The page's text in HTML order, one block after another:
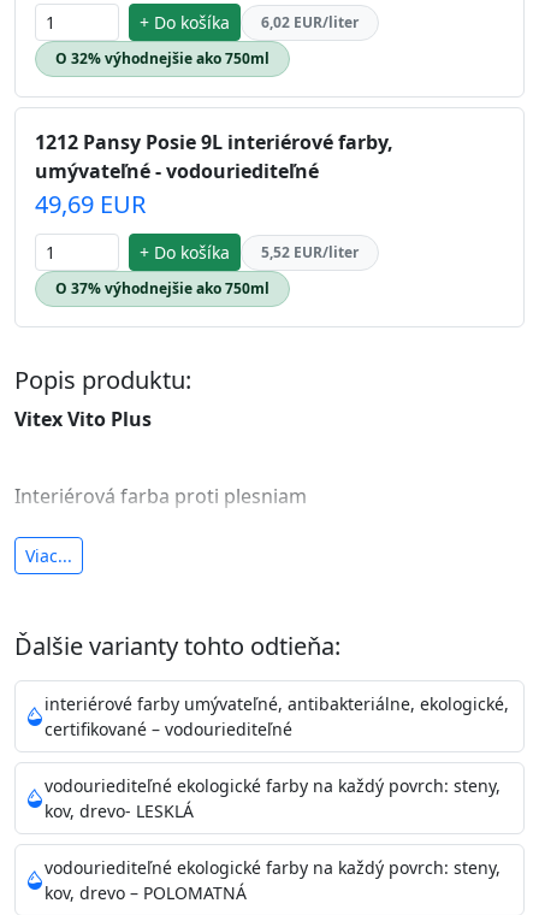
+ Do košíka
6,02 EUR/liter
O 32% výhodnejšie ako 750ml
1212 Pansy Posie 9L interiérové farby,
umývateľné - vodouriediteľné
49,69 EUR
+ Do košíka
5,52 EUR/liter
O 37% výhodnejšie ako 750ml
Popis produktu:
Vitex Vito Plus
Interiérová farba proti plesniam
antibakteriálna a umývateľná
Je interiérová protiplesňová farba s iónmi
Vďaka svojmu špeciálnemu zloženiu
znižuje (o 99,9%) množstvo baktérií na povrchu náteru.
Preto jevhodná na nátery priestor s
vysokými nárokmi na hygienickú čistotu ako sú
nemocnice, pôrodnice, operačné
sály, potravinárske priestory, detské izby, školy,
škôlky, telocvične, a samozrejme je
vhodná aj do bežných priestorov. Je plne umývateľná
(trieda 2 podľa EN 13300) pri
Viac...
Ďalšie varianty tohto odtieňa:
interiérové farby umývateľné, antibakteriálne, ekologické,
certifikované – vodouriediteľné
vodouriediteľné ekologické farby na každý povrch: steny,
kov, drevo- LESKLÁ
vodouriediteľné ekologické farby na každý povrch: steny,
kov, drevo – POLOMATNÁ